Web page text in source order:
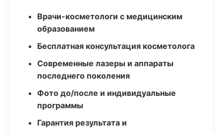
Врачи-косметологи с медицинским
образованием
Бесплатная консультация косметолога
Современные лазеры и аппараты
последнего поколения
Фото до/после и индивидуальные
программы
Гарантия результата и